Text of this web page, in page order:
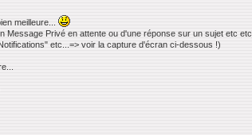
meilleure...
Message Privé en attente ou d'une réponse sur un sujet etc
etc...=> voir la capture d'écran ci-dessous !)